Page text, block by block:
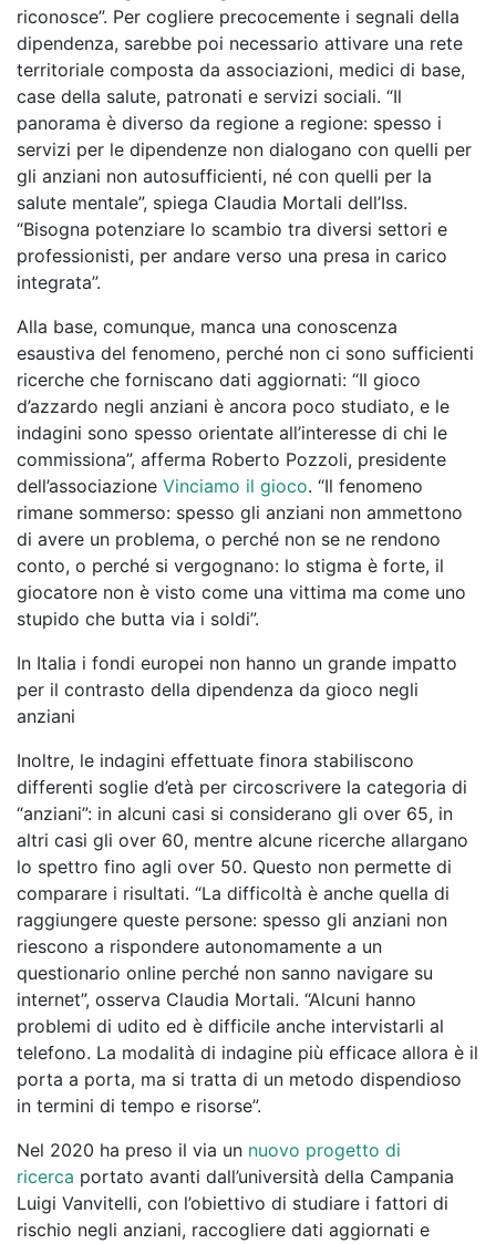
riconosce”. Per cogliere precocemente i segnali della
dipendenza, sarebbe poi necessario attivare una rete
territoriale composta da associazioni, medici di base,
case della salute, patronati e servizi sociali. “Il
panorama è diverso da regione a regione: spesso i
servizi per le dipendenze non dialogano con quelli per
gli anziani non autosufficienti, né con quelli per la
salute mentale”, spiega Claudia Mortali dell’Iss.
“Bisogna potenziare lo scambio tra diversi settori e
professionisti, per andare verso una presa in carico
integrata”.
Alla base, comunque, manca una conoscenza
esaustiva del fenomeno, perché non ci sono sufficienti
ricerche che forniscano dati aggiornati: “Il gioco
d’azzardo negli anziani è ancora poco studiato, e le
indagini sono spesso orientate all’interesse di chi le
commissiona”, afferma Roberto Pozzoli, presidente
dell’associazione Vinciamo il gioco. “Il fenomeno
rimane sommerso: spesso gli anziani non ammettono
di avere un problema, o perché non se ne rendono
conto, o perché si vergognano: lo stigma è forte, il
giocatore non è visto come una vittima ma come uno
stupido che butta via i soldi”.
In Italia i fondi europei non hanno un grande impatto
per il contrasto della dipendenza da gioco negli
anziani
Inoltre, le indagini effettuate finora stabiliscono
differenti soglie d’età per circoscrivere la categoria di
“anziani”: in alcuni casi si considerano gli over 65, in
altri casi gli over 60, mentre alcune ricerche allargano
lo spettro fino agli over 50. Questo non permette di
comparare i risultati. “La difficoltà è anche quella di
raggiungere queste persone: spesso gli anziani non
riescono a rispondere autonomamente a un
questionario online perché non sanno navigare su
internet”, osserva Claudia Mortali. “Alcuni hanno
problemi di udito ed è difficile anche intervistarli al
telefono. La modalità di indagine più efficace allora è il
porta a porta, ma si tratta di un metodo dispendioso
in termini di tempo e risorse”.
Nel 2020 ha preso il via un nuovo progetto di
ricerca portato avanti dall’università della Campania
Luigi Vanvitelli, con l’obiettivo di studiare i fattori di
rischio negli anziani, raccogliere dati aggiornati e